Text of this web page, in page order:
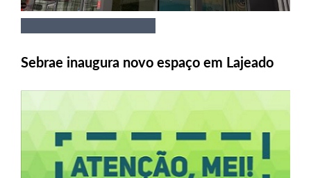
Sebrae inaugura novo espaço em Lajeado